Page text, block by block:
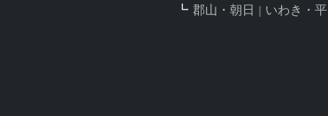
郡山・朝日 いわき・平